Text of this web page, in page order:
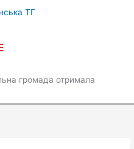
громада отримала